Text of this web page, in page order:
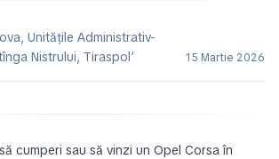
Unitățile Administrativ-
Nistrului, Tiraspol’
15 Martie 2026
cumperi sau să vinzi un Opel Corsa în